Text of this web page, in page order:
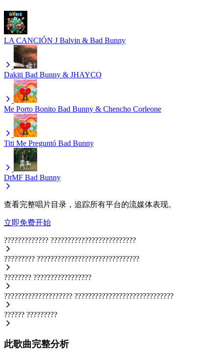
LA CANCIÓN J Balvin & Bad Bunny
Dakiti Bad Bunny & JHAYCO
Me Porto Bonito Bad Bunny & Chencho Corleone
Titi Me Preguntó Bad Bunny
DtMF Bad Bunny
查看完整唱片目录，追踪所有平台的流媒体表现。
立即免费开始
????????????? ?????????????????????????
????????? ??????????????????????????????
???????? ?????????????????
???????????????????? ?????????????????????????????
?????? ?????????
此歌曲完整分析